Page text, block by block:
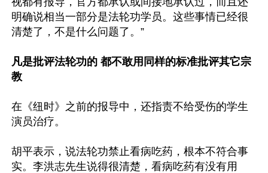
明确说相当一部分是法轮功学员。这些事情已经很
清楚了，不是什么问题了。”
凡是批评法轮功的 都不敢用同样的标准批评其它宗
教
在《纽时》之前的报导中，还指责不给受伤的学生
演员治疗。
胡平表示，说法轮功禁止看病吃药，根本不符合事
实。李洪志先生说得很清楚，看病吃药有没有用